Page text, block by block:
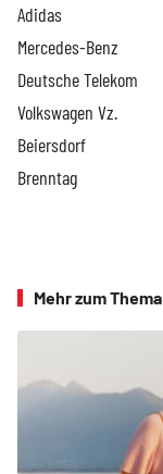
Adidas
Mercedes-Benz
Deutsche Telekom
Volkswagen Vz.
Beiersdorf
Brenntag
Mehr zum Thema